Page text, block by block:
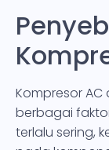
Kompresor
berbagai
terlalu sering,